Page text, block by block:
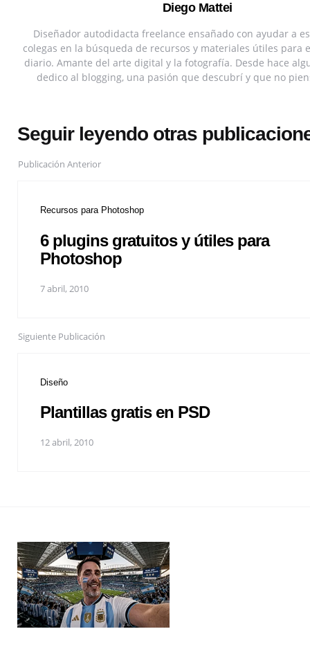
Diego Mattei
Diseñador autodidacta freelance ensañado con ayudar a
colegas en la búsqueda de recursos y materiales útiles para
diario. Amante del arte digital y la fotografía. Desde hace
dedico al blogging, una pasión que descubrí y que no
Seguir leyendo otras
Publicación Anterior
Recursos para Photoshop
6 plugins gratuitos y útiles para
Photoshop
7 abril, 2010
Siguiente Publicación
Diseño
Plantillas gratis en PSD
12 abril, 2010